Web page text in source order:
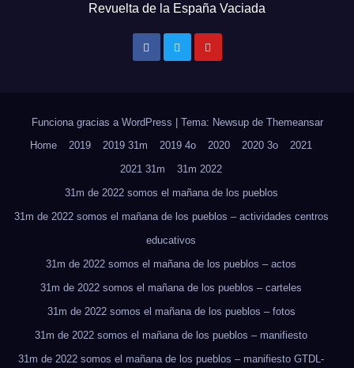
Revuelta de la España Vaciada
Funciona gracias a WordPress | Tema: Newsup de Themeansar
Home
2019 2019 31m 2019 4o 2020 2020 3o
2021
2021 31m
31m 2022
31m de 2022 somos el mañana de los pueblos
31m de 2022 somos el mañana de los pueblos – actividades centros
educativos
31m de 2022 somos el mañana de los pueblos – actos
31m de 2022 somos el mañana de los pueblos – carteles
31m de 2022 somos el mañana de los pueblos – fotos
31m de 2022 somos el mañana de los pueblos – manifiesto
31m de 2022 somos el mañana de los pueblos – manifiesto GTDL-